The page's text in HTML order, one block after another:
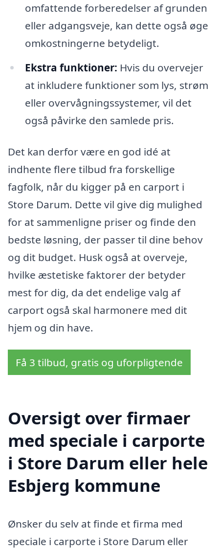
omfattende forberedelser af grunden
eller adgangsveje, kan dette også øge
omkostningerne betydeligt.
Ekstra funktioner: Hvis du overvejer
at inkludere funktioner som lys, strøm
eller overvågningssystemer, vil det
også påvirke den samlede pris.
Det kan derfor være en god idé at
indhente flere tilbud fra forskellige
fagfolk, når du kigger på en carport i
Store Darum. Dette vil give dig mulighed
for at sammenligne priser og finde den
bedste løsning, der passer til dine behov
og dit budget. Husk også at overveje,
hvilke æstetiske faktorer der betyder
mest for dig, da det endelige valg af
carport også skal harmonere med dit
hjem og din have.
Få 3 tilbud, gratis og uforpligtende
Oversigt over firmaer
med speciale i carporte
i Store Darum eller hele
Esbjerg kommune
Ønsker du selv at finde et firma med
speciale i carporte i Store Darum eller